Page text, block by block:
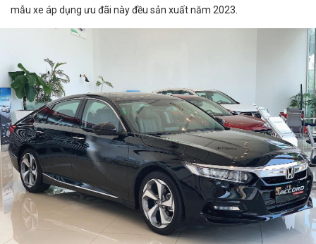
mẫu xe áp dụng ưu đãi này đều sản xuất năm 2023.